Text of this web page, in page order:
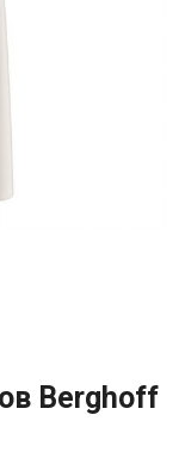
Berghoff